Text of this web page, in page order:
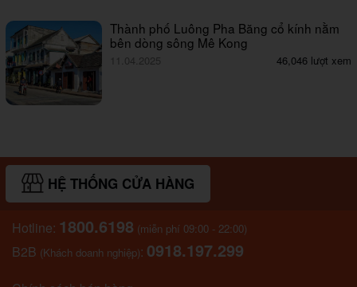
Thành phố Luông Pha Băng cổ kính nằm
bên dòng sông Mê Kong
11.04.2025 46,046 lượt xem
HỆ THỐNG CỬA HÀNG
Hotline: 1800.6198 (miễn phí 09:00 - 22:00)
B2B (Khách doanh nghiệp): 0918.197.299